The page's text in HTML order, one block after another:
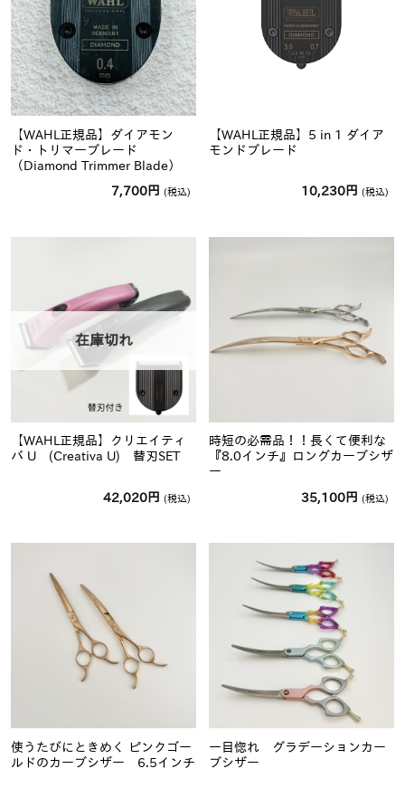
【WAHL正規品】ダイアモン
ド・トリマーブレード
（Diamond Trimmer Blade）
7,700 円 (税込)
【WAHL正規品】5 in 1 ダイア
モンドブレード
10,230 円 (税込)
在庫切れ
【WAHL正規品】クリエイティ
バ U (Creativa U) 替刃SET
42,020 円 (税込)
時短の必需品！！長くて便利な
『8.0インチ』ロングカーブシザ
ー
35,100 円 (税込)
使うたびにときめく ピンクゴー
ルドのカーブシザー 6.5インチ
一目惚れ グラデーションカー
ブシザー